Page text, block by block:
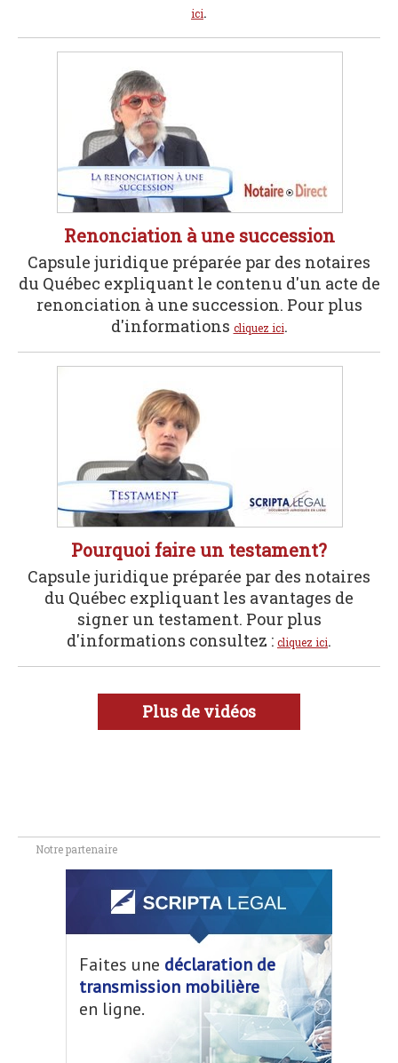
ici.
Renonciation à une succession
Capsule juridique préparée par des notaires
du Québec expliquant le contenu d'un acte de
renonciation à une succession. Pour plus
d'informations cliquez ici.
Pourquoi faire un testament?
Capsule juridique préparée par des notaires
du Québec expliquant les avantages de
signer un testament. Pour plus
d'informations consultez : cliquez ici.
Plus de vidéos
Notre partenaire
Faites une déclaration de
transmission mobilière
en ligne.